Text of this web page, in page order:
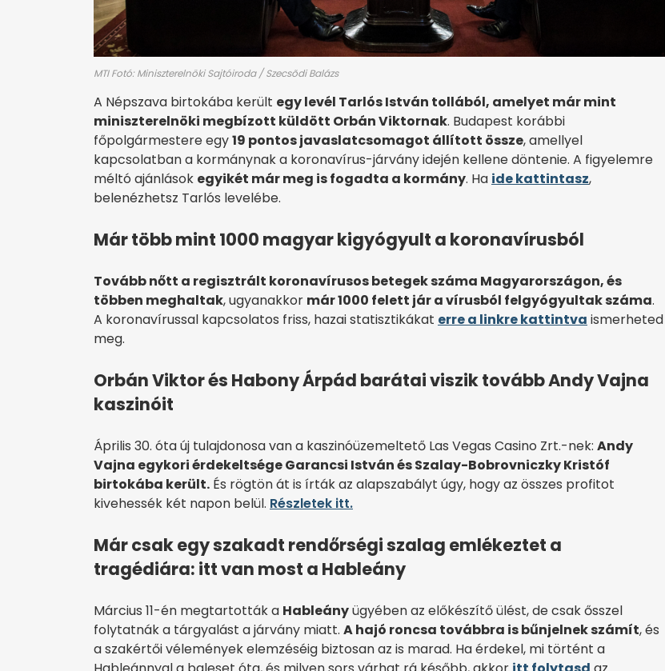
MTI Fotó: Miniszterelnöki Sajtóiroda / Szecsõdi Balázs
A Népszava birtokába került egy levél Tarlós István tollából, amelyet már mint
miniszterelnöki megbízott küldött Orbán Viktornak. Budapest korábbi
főpolgármestere egy19 pontos javaslatcsomagot állított össze, amellyel
kapcsolatban a kormánynak a koronavírus-járvány idején kellene döntenie. A figyelemre
méltó ajánlások egyikét már meg is fogadta a kormány. Ha ide kattintasz,
belenézhetsz Tarlós levelébe.
Már több mint 1000 magyar kigyógyult a koronavírusból
Tovább nőtt a regisztrált koronavírusos betegek száma Magyarországon, és
többen meghaltak, ugyanakkor már 1000 felett jár a vírusból felgyógyultak száma.
A koronavírussal kapcsolatos friss, hazai statisztikákat erre a linkre kattintva ismerheted
meg.
Orbán Viktor és Habony Árpád barátai viszik tovább Andy Vajna
kaszinóit
Április 30. óta új tulajdonosa van a kaszinóüzemeltető Las Vegas Casino Zrt.-nek: Andy
Vajna egykori érdekeltsége Garancsi István és Szalay-Bobrovniczky Kristóf
birtokába került. És rögtön át is írták az alapszabályt úgy, hogy az összes profitot
kivehessék két napon belül. Részletek itt.
Már csak egy szakadt rendőrségi szalag emlékeztet a
tragédiára: itt van most a Hableány
Március 11-én megtartották a Hableányügyében az előkészítő ülést, de csak ősszel
folytatnák a tárgyalást a járvány miatt. A hajó roncsa továbbra is bűnjelnek számít, és
a szakértői vélemények elemzéséig biztosan az is marad. Ha érdekel, mi történt a